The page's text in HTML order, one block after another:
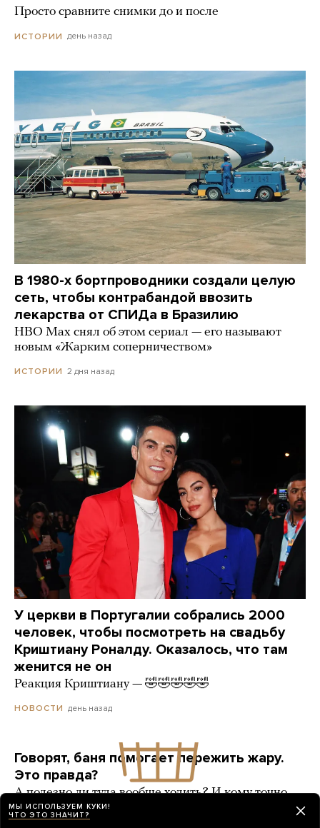
Просто сравните снимки до и после
ИСТОРИИ день назад
В 1980-х бортпроводники создали целую
сеть, чтобы контрабандой ввозить
лекарства от СПИДа в Бразилию
HBO Max снял об этом сериал — его называют
новым «Жарким соперничеством»
ИСТОРИИ 2 дня назад
У церкви в Португалии собрались 2000
человек, чтобы посмотреть на свадьбу
Криштиану Роналду. Оказалось, что там
женится не он
Реакция Криштиану — 🤣🤣🤣🤣🤣
НОВОСТИ день назад
Говорят, баня помогает пережить жару.
Это правда?
А полезно ли туда вообще ходить? И кому точно
нельзя?
МЫ ИСПОЛЬЗУЕМ КУКИ!
ЧТО ЭТО ЗНАЧИТ?